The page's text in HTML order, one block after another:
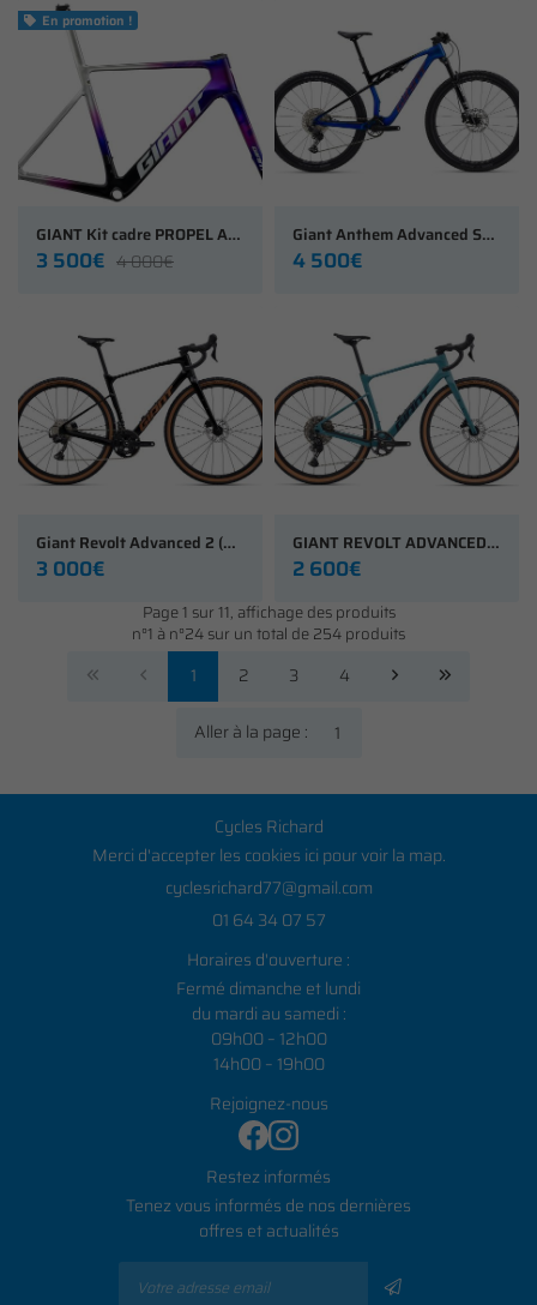
 En promotion !
GIANT Kit cadre PROPEL Advanced SL Team Jayco AlUla
3 500€ 4 000€
Giant Anthem Advanced SL 3 (2026)
4 500€
Giant Revolt Advanced 2 (2026)
3 000€
GIANT REVOLT ADVANCED 3 (2026)
2 600€
Page 1 sur 11, affichage des produits
n°1 à n°24 sur un total de 254 produits
1 2 3 4
Aller à la page :
Cycles Richard
Merci d'accepter les cookies ici pour voir la map.
01 64 34 07 57
Horaires d'ouverture :
Fermé dimanche et lundi
du mardi au samedi :
09h00 – 12h00
14h00 – 19h00
Rejoignez-nous
Restez informés
Tenez vous informés de nos dernières
offres et actualités